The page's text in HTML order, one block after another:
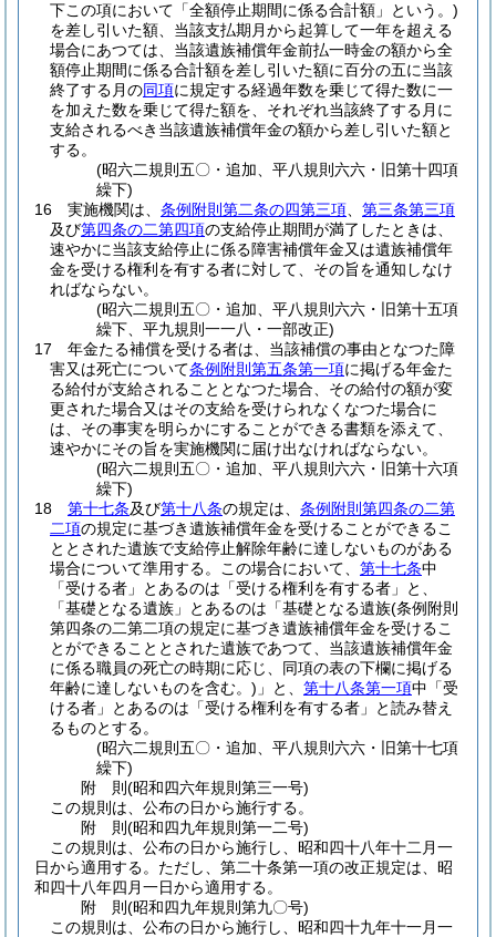
下この項において「全額停止期間に係る合計額」という。)
を差し引いた額、当該支払期月から起算して一年を超える
場合にあつては、当該遺族補償年金前払一時金の額から全
額停止期間に係る合計額を差し引いた額に百分の五に当該
終了する月の同項に規定する経過年数を乗じて得た数に一
を加えた数を乗じて得た額を、それぞれ当該終了する月に
支給されるべき当該遺族補償年金の額から差し引いた額と
する。
(昭六二規則五〇・追加、平八規則六六・旧第十四項
繰下)
16
実施機関は、 条例附則第二条の四第三項
第三条第三項
及び第四条の二第四項の支給停止期間が満了したときは、
速やかに当該支給停止に係る障害補償年金又は遺族補償年
金を受ける権利を有する者に対して、その旨を通知しなけ
ればならない。
(昭六二規則五〇・追加、平八規則六六・旧第十五項
繰下、平九規則一一八・一部改正)
17
年金たる補償を受ける者は、当該補償の事由となつた障
害又は死亡について条例附則第五条第一項に掲げる年金た
る給付が支給されることとなつた場合、その給付の額が変
更された場合又はその支給を受けられなくなつた場合に
は、その事実を明らかにすることができる書類を添えて、
速やかにその旨を実施機関に届け出なければならない。
(昭六二規則五〇・追加、平八規則六六・旧第十六項
繰下)
18
第十七条及び第十八条の規定は、 条例附則第四条の二第
二項の規定に基づき遺族補償年金を受けることができるこ
ととされた遺族で支給停止解除年齢に達しないものがある
場合について準用する。
この場合において、 第十七条中
「受ける者」とあるのは「受ける権利を有する者」と、
「基礎となる遺族」とあるのは「基礎となる遺族(条例附則
第四条の二第二項の規定に基づき遺族補償年金を受けるこ
とができることとされた遺族であつて、当該遺族補償年金
に係る職員の死亡の時期に応じ、同項の表の下欄に掲げる
年齢に達しないものを含む。) 」と、 第十八条第一項中「受
ける者」とあるのは「受ける権利を有する者」と読み替え
るものとする。
(昭六二規則五〇・追加、平八規則六六・旧第十七項
繰下)
附 則(昭和四六年規則第三一号)
この規則は、公布の日から施行する。
附 則(昭和四九年規則第一二号)
この規則は、公布の日から施行し、昭和四十八年十二月一
日から適用する。 ただし、第二十条第一項の改正規定は、昭
和四十八年四月一日から適用する。
附 則(昭和四九年規則第九〇号)
この規則は、公布の日から施行し、昭和四十九年十一月一